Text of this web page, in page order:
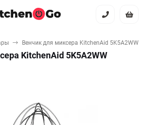
Венчик для миксера KitchenAid 5K5A2WW
KitchenAid 5K5A2WW